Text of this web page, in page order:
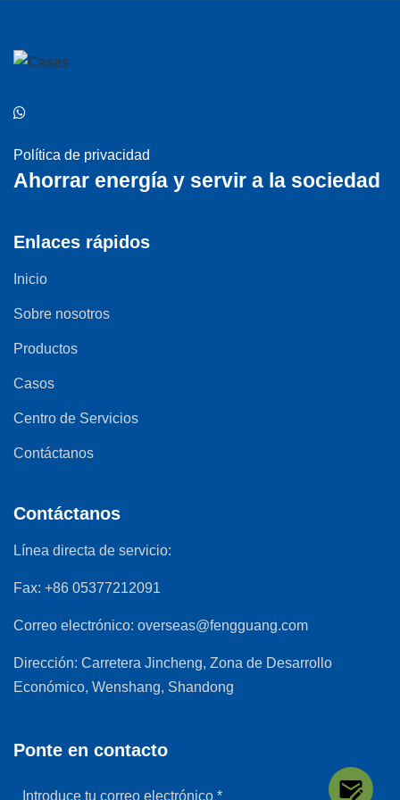
Política de privacidad
Ahorrar energía y servir a la sociedad
Enlaces rápidos
Inicio
Sobre nosotros
Productos
Casos
Centro de Servicios
Contáctanos
Contáctanos
Línea directa de servicio:
Fax: +86 05377212091
Correo electrónico: overseas@fengguang.com
Dirección: Carretera Jincheng, Zona de Desarrollo
Económico, Wenshang, Shandong
Ponte en contacto